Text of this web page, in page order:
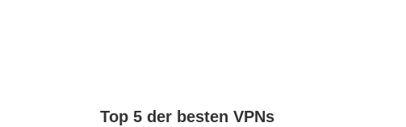
Top 5 der besten VPNs